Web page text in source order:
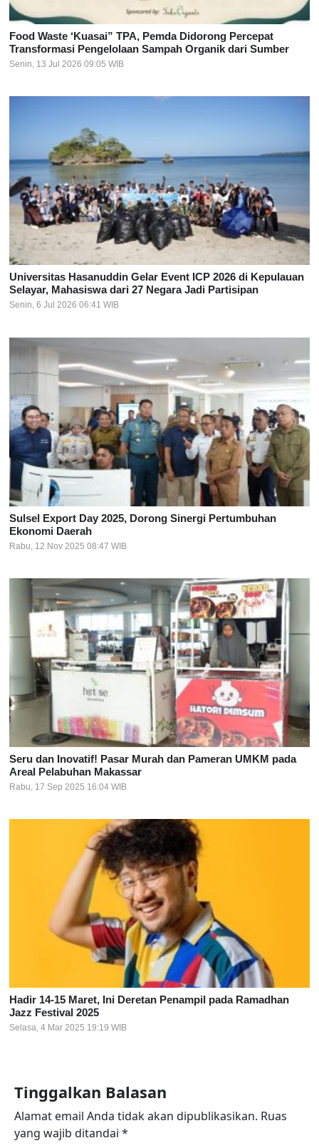
Food Waste ‘Kuasai” TPA, Pemda Didorong Percepat
Transformasi Pengelolaan Sampah Organik dari Sumber
Senin, 13 Jul 2026 09:05 WIB
Universitas Hasanuddin Gelar Event ICP 2026 di Kepulauan
Selayar, Mahasiswa dari 27 Negara Jadi Partisipan
Senin, 6 Jul 2026 06:41 WIB
Sulsel Export Day 2025, Dorong Sinergi Pertumbuhan
Ekonomi Daerah
Rabu, 12 Nov 2025 08:47 WIB
Seru dan Inovatif! Pasar Murah dan Pameran UMKM pada
Areal Pelabuhan Makassar
Rabu, 17 Sep 2025 16:04 WIB
Hadir 14-15 Maret, Ini Deretan Penampil pada Ramadhan
Jazz Festival 2025
Selasa, 4 Mar 2025 19:19 WIB
Tinggalkan Balasan
Alamat email Anda tidak akan dipublikasikan. Ruas
yang wajib ditandai *